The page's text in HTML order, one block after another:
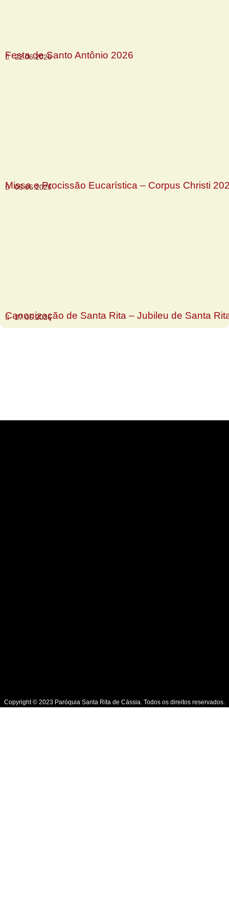
Festa de Santo Antônio 2026
22.06.2026
Missa e Procissão Eucarística – Corpus Christi
05.06.2026
Canonização de Santa Rita – Jubileu de Santa
27.05.2026
Copyright © 2023 Paróquia Santa Rita de Cássia. Todos os direitos reservados.